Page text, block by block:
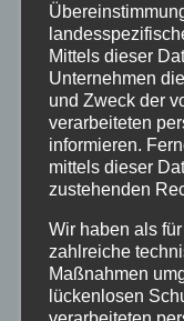
Rettungsdienst
Rhein-Lahn
THW
Veranstaltungen
Video
Westerwald
Mittels dieser
Unternehmen
und Zweck der
verarbeiteten
informieren.
mittels dieser
zustehenden
Wir haben als
zahlreiche
Maßnahmen
lückenlosen